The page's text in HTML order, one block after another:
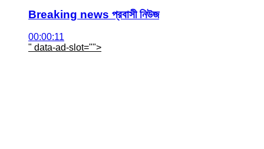
Breaking news প্রবাসী নিউজ
00:00:11
" data-ad-slot="">